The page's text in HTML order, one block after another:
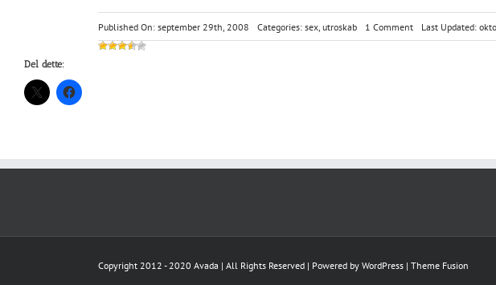
Published On: september 29th, 2008 Categories: sex utroskab 1 Commenton
Et
Last Updated:
Del dette:
Copyright 2012 - 2020 Avada | All Rights Reserved | Powered by WordPress | Theme Fusion